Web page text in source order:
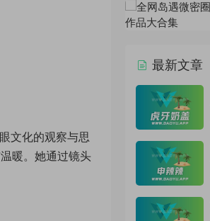
文化的观察与思
暖。她通过镜头
最新文章